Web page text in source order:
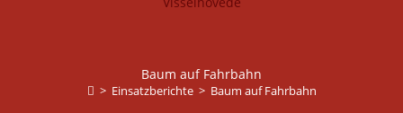
Baum auf Fahrbahn
> Einsatzberichte > Baum auf Fahrbahn